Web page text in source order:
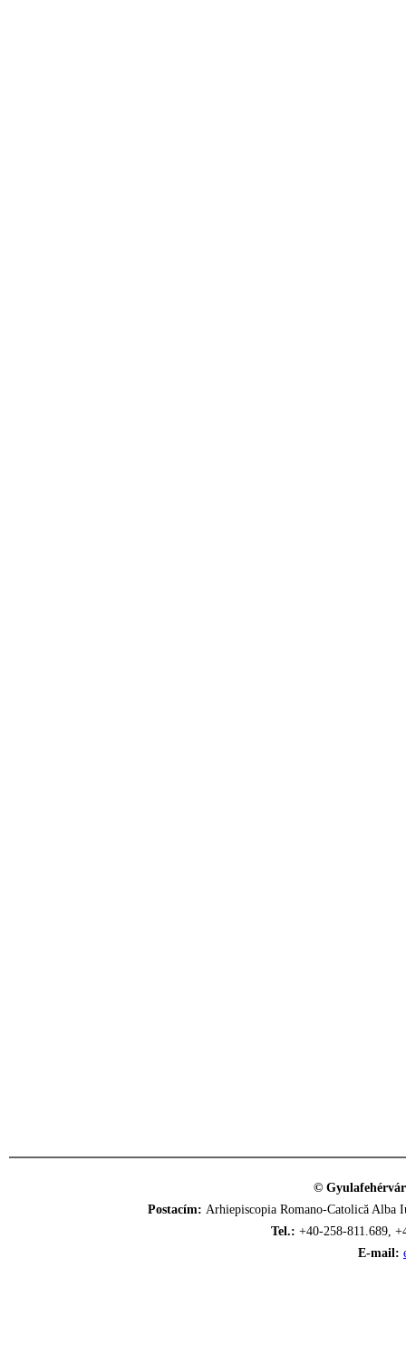
©
Postacím: Arhiepiscopia Romano-Catolică
Tel.: +40-258-811.689,
E-mail: